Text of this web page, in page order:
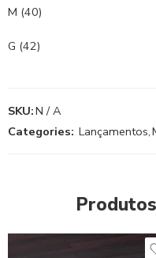
M (40)
G (42)
SKU:N / A
Categories: Lançamentos,